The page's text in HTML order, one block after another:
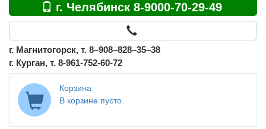
г. Челябинск 8-9000-70-29-49
г. Магнитогорск, т. 8–908–828–35–38
г. Курган, т. 8-961-752-60-72
Корзина
В корзине пусто.